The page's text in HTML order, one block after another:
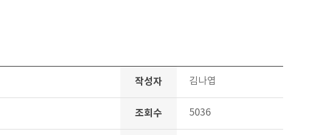
작성자 김나엽
조회수 5036